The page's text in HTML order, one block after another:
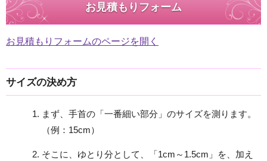
お見積もりフォーム
お見積もりフォームのページを開く
サイズの決め方
まず、手首の「一番細い部分」のサイズを測ります。
（例：15cm）
そこに、ゆとり分として、「1cm～1.5cm」を、加え